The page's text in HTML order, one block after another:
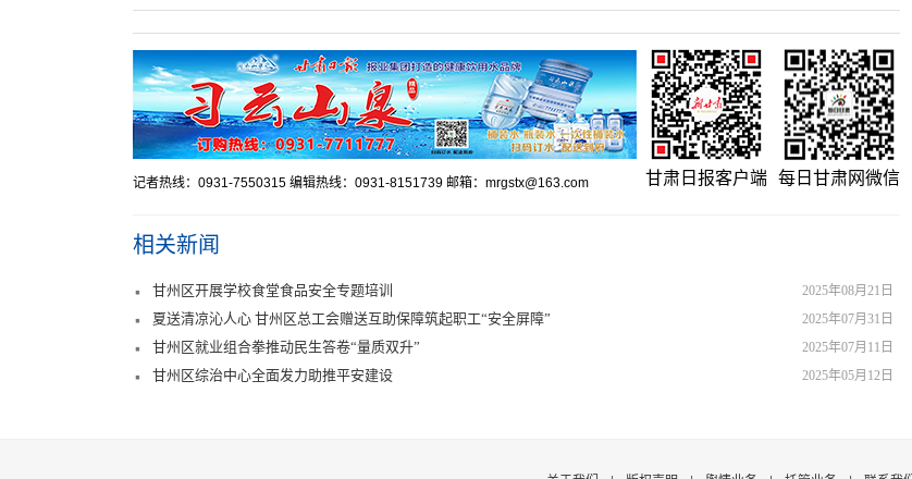
记者热线：0931-7550315 编辑热线：0931-8151739 邮箱：mrgstx@163.com 甘肃日报客户端 每日甘肃网微信
相关新闻
2025年08月21日
甘州区开展学校食堂食品安全专题培训
2025年07月31日
夏送清凉沁人心 甘州区总工会赠送互助保障筑起职工“安全屏障”
2025年07月11日
甘州区就业组合拳推动民生答卷“量质双升”
2025年05月12日
甘州区综治中心全面发力助推平安建设